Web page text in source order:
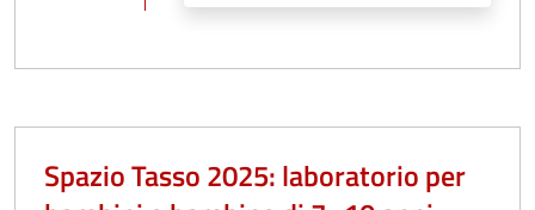
Spazio Tasso 2025: laboratorio per